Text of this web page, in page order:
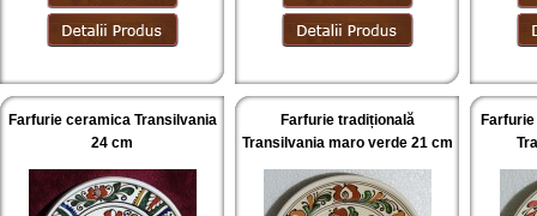
Farfurie ceramica Transilvania
24 cm
Farfurie tradițională
Transilvania maro verde 21 cm